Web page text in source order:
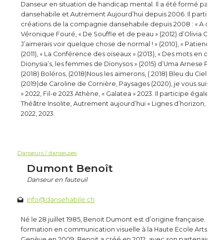
Danseur en situation de handicap mental. Il a été formé par
dansehabile et Autrement Aujourd’hui depuis 2006. Il participe
créations de la compagnie dansehabile depuis 2008 : « A
Véronique Fouré, « De Souffle et de peau » (2012) d’Olivia
J’aimerais voir quelque chose de normal ! » (2010), « Patience
(2011), « La Conférence des oiseaux » (2013), « Des mots en corps
Dionysia’s, les femmes de Dionysos » (2015) d’Uma Arnese
(2018) Boléros, (2018)Nous les aimerons, ( 2018) Bleu du Ciel
(2019)de Caroline de Cornière, Paysages (2020), je vous suis
» 2022, Fil-e 2023 Athène, « Galatea » 2023. Il participe
Théâtre Insolite, Autrement aujourd’hui « Lignes d’horizon,
2022, 2023.
Danseurs / danseuses
Dumont Benoît
Danseur en fauteuil
info@dansehabile.ch
Né le 28 juillet 1985, Benoit Dumont est d’origine française.
formation en communication visuelle à la Haute Ecole Arts et